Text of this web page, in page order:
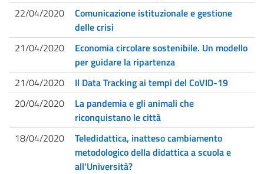
22/04/2020
Comunicazione istituzionale e gestione
delle crisi
21/04/2020
Economia circolare sostenibile. Un modello
per guidare la ripartenza
21/04/2020
Il Data Tracking ai tempi del CoVID-19
20/04/2020
La pandemia e gli animali che
riconquistano le città
18/04/2020
Teledidattica, inatteso cambiamento
metodologico della didattica a scuola e
all'Università?